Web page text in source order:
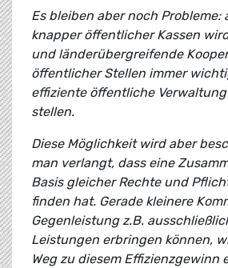
Es bleiben aber noch Probleme:
knapper öffentlicher Kassen
und länderübergreifende
öffentlicher Stellen immer
effiziente öffentliche
stellen.
Diese Möglichkeit wird aber
man verlangt, dass eine
Basis gleicher Rechte und
finden hat. Gerade kleinere
Gegenleistung z.B.
Leistungen erbringen können,
Weg zu diesem Effizienzgewinn